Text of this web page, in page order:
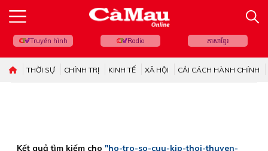
Truyền hình Radio ភាសាខ្មែរ
THỜI SỰ CHÍNH TRỊ KINH TẾ XÃ HỘI CẢI CÁCH HÀNH CHÍNH
Kết quả tìm kiếm cho "ho-tro-so-cuu-kip-thoi-thuyen-